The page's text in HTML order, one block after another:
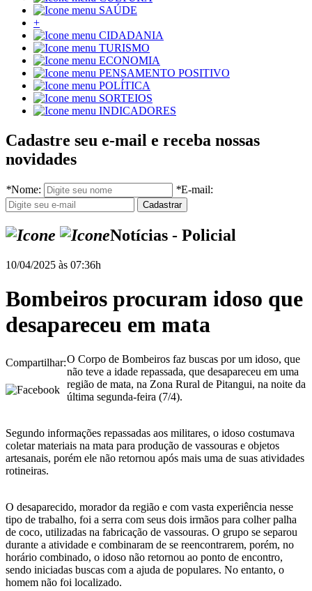
SAÚDE
+
CIDADANIA
TURISMO
ECONOMIA
PENSAMENTO POSITIVO
POLÍTICA
SORTEIOS
INDICADORES
Cadastre seu e-mail e receba nossas
novidades
*Nome: *E-mail:
Notícias - Policial
10/04/2025 às 07:36h
Bombeiros procuram idoso que
desapareceu em mata
Compartilhar:O Corpo de Bombeiros faz buscas por um idoso, que
não teve a idade repassada, que desapareceu em uma
região de mata, na Zona Rural de Pitangui, na noite da
última segunda-feira (7/4).
Segundo informações repassadas aos militares, o idoso costumava
coletar materiais na mata para produção de vassouras e objetos
artesanais, porém ele não retornou após mais uma de suas atividades
rotineiras.
O desaparecido, morador da região e com vasta experiência nesse
tipo de trabalho, foi a serra com seus dois irmãos para colher palha
de coco, utilizadas na fabricação de vassouras. O grupo se separou
durante a atividade e combinaram de se reencontrarem, porém, no
horário combinado, o idoso não retornou ao ponto de encontro,
sendo iniciadas buscas com a ajuda de populares. No entanto, o
homem não foi localizado.